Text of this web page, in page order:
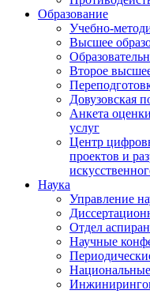
Образование
Учебно-
Высшее
Второе
Довузовская
Анкета
услуг
Центр
проектов и
Наука
Управление
Отдел
Научные